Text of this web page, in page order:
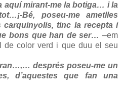
mirant-me la botiga… i la
-Bé, poseu-me ametlles
tinc la recepta i
bons que han de ser… –em
de color verd i que duu el seu
després poseu-me un
d’aquestes que fan una